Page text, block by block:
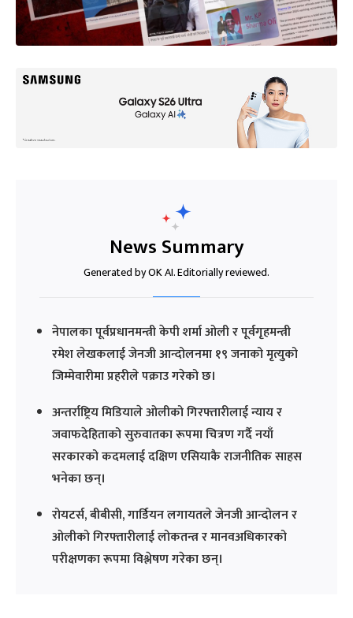
News Summary
Generated by OK AI. Editorially reviewed.
नेपालका पूर्वप्रधानमन्त्री केपी शर्मा ओली र पूर्वगृहमन्त्री
रमेश लेखकलाई जेनजी आन्दोलनमा १९ जनाको मृत्युको
जिम्मेवारीमा प्रहरीले पक्राउ गरेको छ।
अन्तर्राष्ट्रिय मिडियाले ओलीको गिरफ्तारीलाई न्याय र
जवाफदेहिताको सुरुवातका रूपमा चित्रण गर्दै नयाँ
सरकारको कदमलाई दक्षिण एसियाकै राजनीतिक साहस
भनेका छन्।
रोयटर्स, बीबीसी, गार्डियन लगायतले जेनजी आन्दोलन र
ओलीको गिरफ्तारीलाई लोकतन्त्र र मानवअधिकारको
परीक्षणका रूपमा विश्लेषण गरेका छन्।